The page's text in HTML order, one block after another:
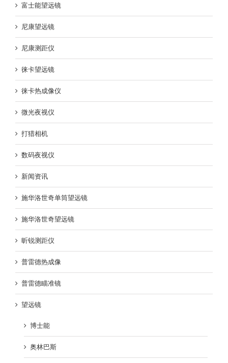
富士能望远镜
尼康望远镜
尼康测距仪
徕卡望远镜
徕卡热成像仪
微光夜视仪
打猎相机
数码夜视仪
新闻资讯
施华洛世奇单筒望远镜
施华洛世奇望远镜
昕锐测距仪
普雷德热成像
普雷德瞄准镜
望远镜
博士能
奥林巴斯